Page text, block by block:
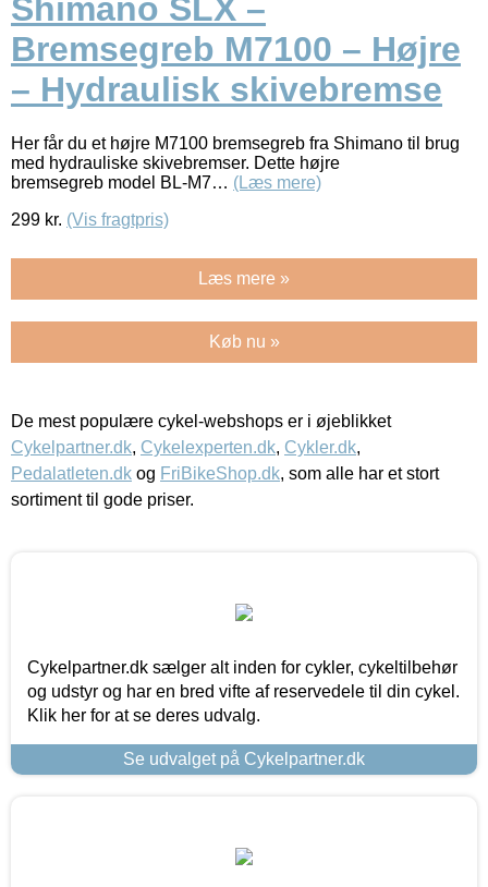
Shimano SLX –
Bremsegreb M7100 – Højre
– Hydraulisk skivebremse
Her får du et højre M7100 bremsegreb fra Shimano til brug
med hydrauliske skivebremser. Dette højre
bremsegreb model BL-M7… (Læs mere)
299 kr. (Vis fragtpris)
Læs mere »
Køb nu »
De mest populære cykel-webshops er i øjeblikket
Cykelpartner.dk, Cykelexperten.dk, Cykler.dk,
Pedalatleten.dk og FriBikeShop.dk, som alle har et stort
sortiment til gode priser.
Cykelpartner.dk sælger alt inden for cykler, cykeltilbehør
og udstyr og har en bred vifte af reservedele til din cykel.
Klik her for at se deres udvalg.
Se udvalget på Cykelpartner.dk